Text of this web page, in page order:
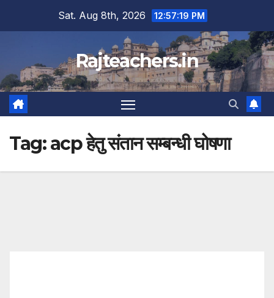
Sat. Aug 8th, 2026 12:57:19 PM
Rajteachers.in
Tag:acp हेतु संतान सम्बन्धी घोषणा